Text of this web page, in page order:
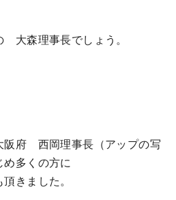
森理事長でしょう。
府 西岡理事長（アップの写
多くの方に
きました。